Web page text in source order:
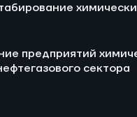
предприятий
сектора